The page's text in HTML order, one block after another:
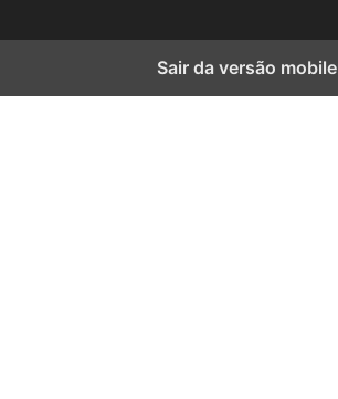
Sair da versão mobile